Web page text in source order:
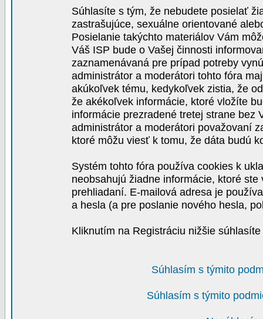
Súhlasíte s tým, že nebudete posielať
zastrašujúce, sexuálne orientované
Posielanie takýchto materiálov Vám
Váš ISP bude o Vašej činnosti
zaznamenávaná pre prípad potreby
administrátor a moderátori tohto fóra
akúkoľvek tému, kedykoľvek zistia, že
že akékoľvek informácie, ktoré vložíte
informácie prezradené tretej strane bez
administrátor a moderátori považovaní
ktoré môžu viesť k tomu, že dáta budú
Systém tohto fóra používa cookies k
neobsahujú žiadne informácie, ktoré
prehliadaní. E-mailová adresa je
a hesla (a pre poslanie nového hesla,
Kliknutím na Registráciu nižšie
Súhlasím s týmito
Súhlasím s týmito